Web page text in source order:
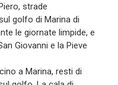
strade
golfo di Marina di
le giornate limpide, e
Giovanni e la Pieve
a Marina, resti di